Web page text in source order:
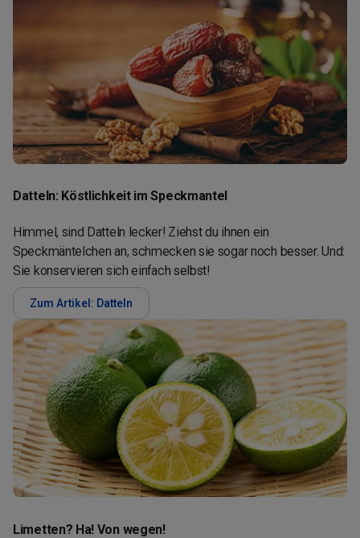
Datteln: Köstlichkeit im Speckmantel
Himmel, sind Datteln lecker! Ziehst du ihnen ein
Speckmäntelchen an, schmecken sie sogar noch besser. Und:
Sie konservieren sich einfach selbst!
Zum Artikel: Datteln
Limetten? Ha! Von wegen!